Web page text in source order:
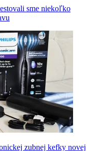
sme niekoľko
zubnej kefky novej